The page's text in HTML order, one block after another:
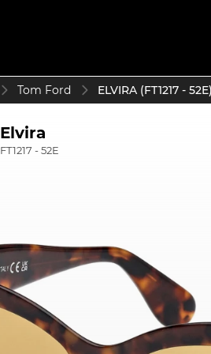
Tom Ford ELVIRA (FT1217 -
Elvira
FT1217 - 52E